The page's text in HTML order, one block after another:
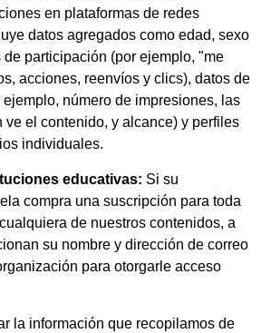
en plataformas de redes
datos agregados como edad, sexo
participación (por ejemplo, "me
acciones, reenvíos y clics), datos de
número de impresiones, las
ve el contenido, y alcance) y perfiles
individuales.
educativas: Si su
compra una suscripción para toda
de nuestros contenidos, a
su nombre y dirección de correo
para otorgarle acceso
la información que recopilamos de